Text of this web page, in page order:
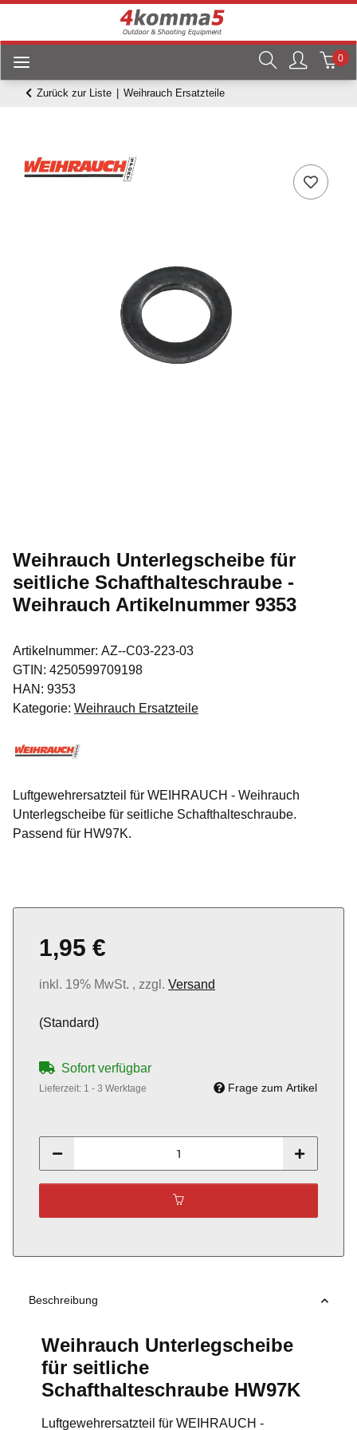
0
Zurück zur Liste Weihrauch Ersatzteile
Weihrauch Unterlegscheibe für
seitliche Schafthalteschraube -
Weihrauch Artikelnummer 9353
Artikelnummer: AZ--C03-223-03
GTIN: 4250599709198
HAN: 9353
Kategorie: Weihrauch Ersatzteile
Luftgewehrersatzteil für WEIHRAUCH - Weihrauch
Unterlegscheibe für seitliche Schafthalteschraube.
Passend für HW97K.
1,95 €
inkl. 19% MwSt. , zzgl. Versand
(Standard)
Sofort verfügbar
Lieferzeit: 1 - 3 Werktage Frage zum Artikel
Beschreibung
Weihrauch Unterlegscheibe
für seitliche
Schafthalteschraube HW97K
Luftgewehrersatzteil für WEIHRAUCH -